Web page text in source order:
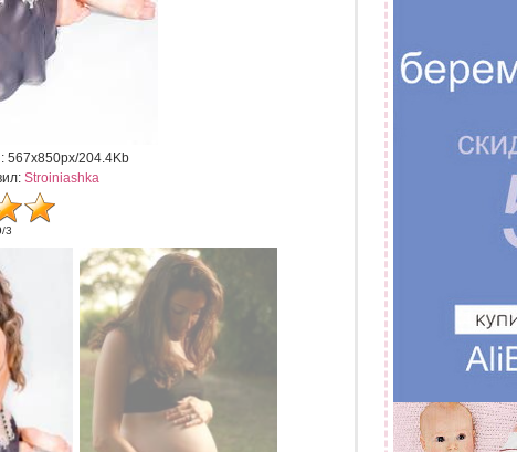
: 567x850px/204.4Kb
: Stroiniashka
/3